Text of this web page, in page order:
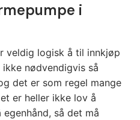
i
veldig logisk å til innkjøp
nødvendigvis så
det er som regel mange
er heller ikke lov å
så det må